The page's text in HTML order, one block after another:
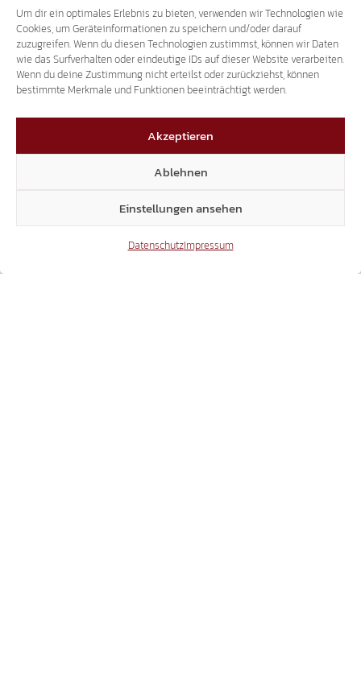
Um dir ein optimales Erlebnis zu bieten, verwenden wir Technologien wie
Cookies, um Geräteinformationen zu speichern und/oder darauf
zuzugreifen. Wenn du diesen Technologien zustimmst, können wir Daten
wie das Surfverhalten oder eindeutige IDs auf dieser Website verarbeiten.
Wenn du deine Zustimmung nicht erteilst oder zurückziehst, können
bestimmte Merkmale und Funktionen beeinträchtigt werden.
Akzeptieren
Ablehnen
Einstellungen ansehen
DatenschutzImpressum
SCHRIFTLICHE ANFRAGE
WIDERSTAND GEGEN NEUES
PATIENTENPROGRAMM IM SANITÄTSBETRIEB